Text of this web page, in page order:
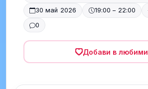
30 май 2026
19:00 – 22:00
0
Добави в любими